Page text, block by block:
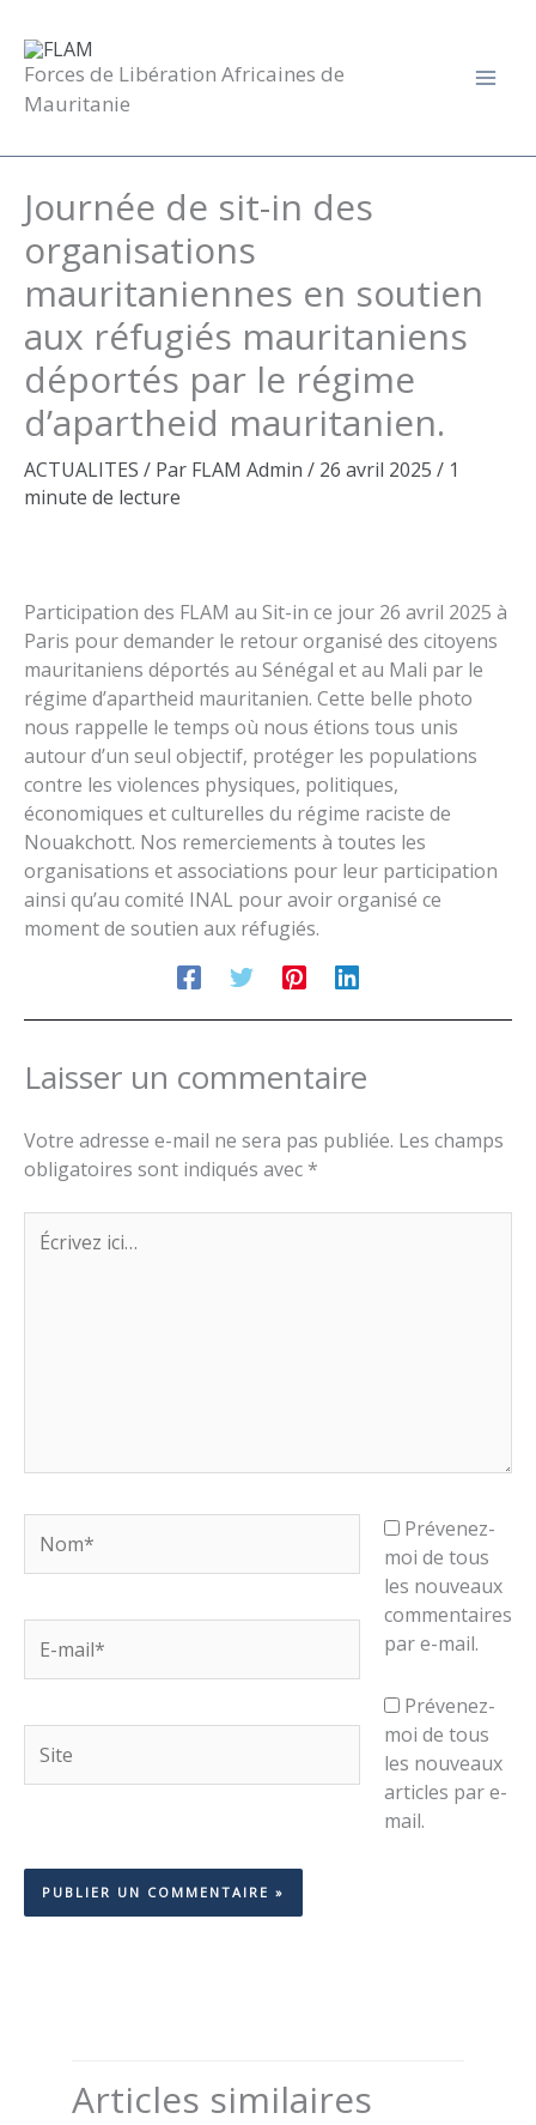
contenu
Forces de Libération Africaines de
Mauritanie
Journée de sit-in des
organisations
mauritaniennes en soutien
aux réfugiés mauritaniens
déportés par le régime
d’apartheid mauritanien.
ACTUALITES / Par FLAM Admin / 26 avril 2025 / 1
minute de lecture
Participation des FLAM au Sit-in ce jour 26 avril 2025 à
Paris pour demander le retour organisé des citoyens
mauritaniens déportés au Sénégal et au Mali par le
régime d’apartheid mauritanien. Cette belle photo
nous rappelle le temps où nous étions tous unis
autour d’un seul objectif, protéger les populations
contre les violences physiques, politiques,
économiques et culturelles du régime raciste de
Nouakchott. Nos remerciements à toutes les
organisations et associations pour leur participation
ainsi qu’au comité INAL pour avoir organisé ce
moment de soutien aux réfugiés.
Laisser un commentaire
Votre adresse e-mail ne sera pas publiée. Les champs
obligatoires sont indiqués avec *
Écrivez
ici…
mail*
Prévenez-
moi de tous
les nouveaux
commentaires
par e-mail.
Prévenez-
moi de tous
les nouveaux
articles par e-
mail.
Articles similaires